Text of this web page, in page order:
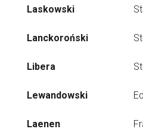
Laskowski
Lanckoroński
Libera
Lewandowski
Laenen